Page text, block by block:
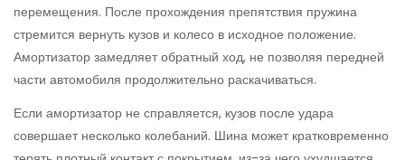
перемещения. После прохождения препятствия пружина
стремится вернуть кузов и колесо в исходное положение.
Амортизатор замедляет обратный ход, не позволяя передней
части автомобиля продолжительно раскачиваться.
Если амортизатор не справляется, кузов после удара
совершает несколько колебаний. Шина может кратковременно